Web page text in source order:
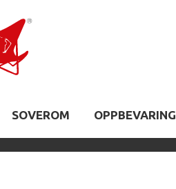
SOVEROM OPPBEVARING